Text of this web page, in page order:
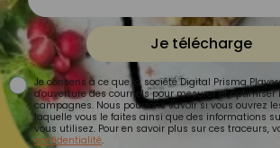
Je télécharge
Je consens à ce que la société Digital Prisma
d'ouverture des courriels pour mesurer et optimiser
campagnes. Nous pourrons savoir si vous ouvrez
laquelle vous le faites ainsi que des informations
vous utilisez. Pour en savoir plus sur ces traceurs,
confidentialité.